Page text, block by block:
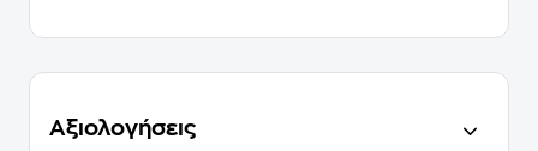
Αξιολογήσεις